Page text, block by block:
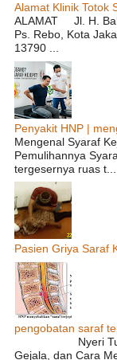
Alamat Klinik Totok
ALAMAT Jl. H.
Ps. Rebo, Kota
13790 ...
Penyakit HNP |
Mengenal Syaraf
Pemulihannya
tergesernya ruas t...
Pasien Griya Saraf
pengobatan saraf
Nyeri Tulang
Gejala, dan Cara